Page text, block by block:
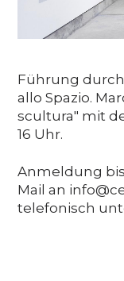
Führung
allo Spazio.
scultura" mit
16 Uhr.
Anmeldung bis
Mail an
telefonisch